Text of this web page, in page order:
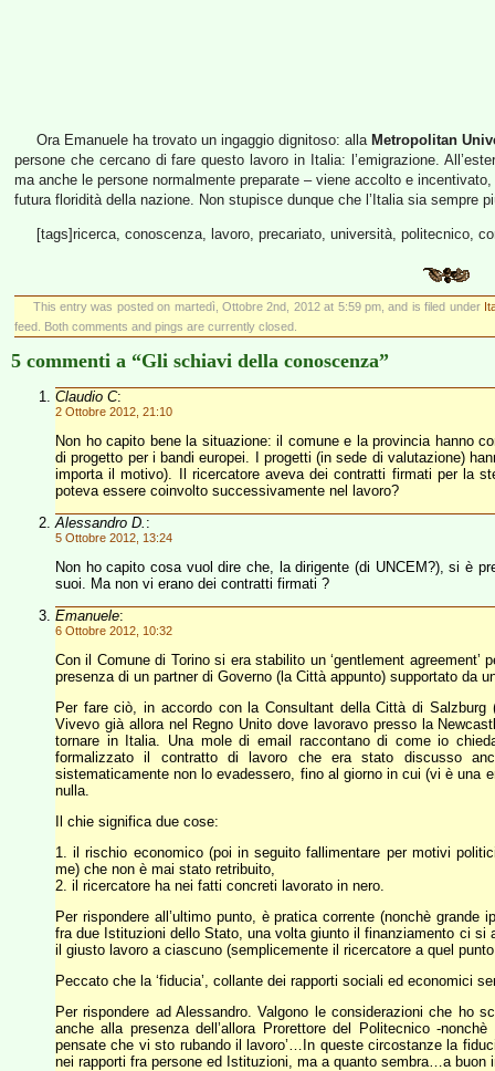
Ora Emanuele ha trovato un ingaggio dignitoso: alla Metropolitan
persone che cercano di fare questo lavoro in Italia: l’emigrazione.
ma anche le persone normalmente preparate – viene accolto e
futura floridità della nazione. Non stupisce dunque che l’Italia sia sempre
[tags]ricerca, conoscenza, lavoro, precariato, università, politecnico,
This entry was posted on martedì, Ottobre 2nd, 2012 at 5:59 pm, and is filed under
feed. Both comments and pings are currently closed.
5 commenti a “Gli schiavi della conoscenza”
Claudio C:
2 Ottobre 2012, 21:10
Non ho capito bene la situazione: il comune e la provincia hanno
di progetto per i bandi europei. I progetti (in sede di valutazione)
importa il motivo). Il ricercatore aveva dei contratti firmati per la
poteva essere coinvolto successivamente nel lavoro?
Alessandro D. :
5 Ottobre 2012, 13:24
Non ho capito cosa vuol dire che, la dirigente (di UNCEM?), si è
suoi. Ma non vi erano dei contratti firmati ?
Emanuele:
6 Ottobre 2012, 10:32
Con il Comune di Torino si era stabilito un ‘gentlement
presenza di un partner di Governo (la Città appunto) supportato da
Per fare ciò, in accordo con la Consultant della Città di Salzburg
Vivevo già allora nel Regno Unito dove lavoravo presso la
tornare in Italia. Una mole di email raccontano di come io
formalizzato il contratto di lavoro che era stato discusso
sistematicamente non lo evadessero, fino al giorno in cui (vi è una
nulla.
Il chie significa due cose:
1. il rischio economico (poi in seguito fallimentare per motivi
me) che non è mai stato retribuito,
2. il ricercatore ha nei fatti concreti lavorato in nero.
Per rispondere all’ultimo punto, è pratica corrente (nonchè grande
fra due Istituzioni dello Stato, una volta giunto il finanziamento ci
il giusto lavoro a ciascuno (semplicemente il ricercatore a quel
Peccato che la ‘fiducia’, collante dei rapporti sociali ed economici
Per rispondere ad Alessandro. Valgono le considerazioni che ho
anche alla presenza dell’allora Prorettore del Politecnico -
pensate che vi sto rubando il lavoro’…In queste circostanze la
nei rapporti fra persone ed Istituzioni, ma a quanto sembra…a buon